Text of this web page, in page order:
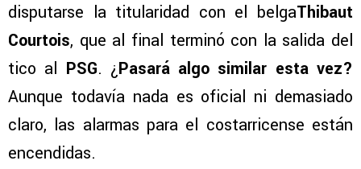
disputarse la titularidad con el belgaThibaut
Courtois, que al final terminó con la salida del
tico al PSG. ¿Pasará algo similar esta vez?
Aunque todavía nada es oficial ni demasiado
claro, las alarmas para el costarricense están
encendidas.